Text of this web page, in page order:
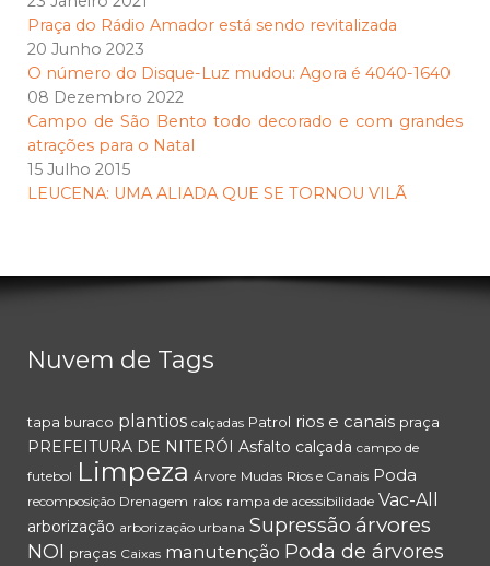
Praça do Rádio Amador está sendo revitalizada
20 Junho 2023
O número do Disque-Luz mudou: Agora é 4040-1640
08 Dezembro 2022
Campo de São Bento todo decorado e com grandes
atrações para o Natal
15 Julho 2015
LEUCENA: UMA ALIADA QUE SE TORNOU VILÃ
Nuvem de Tags
tapa buraco plantios calçadas Patrol rios e canais praça
PREFEITURA DE NITERÓI Asfalto calçada campo de
futebol Limpeza Árvore Mudas Rios e Canais Poda
recomposição Drenagem ralos rampa de acessibilidade Vac-All
arborização arborização urbana Supressão árvores
NOI praças Caixas manutenção Poda de árvores